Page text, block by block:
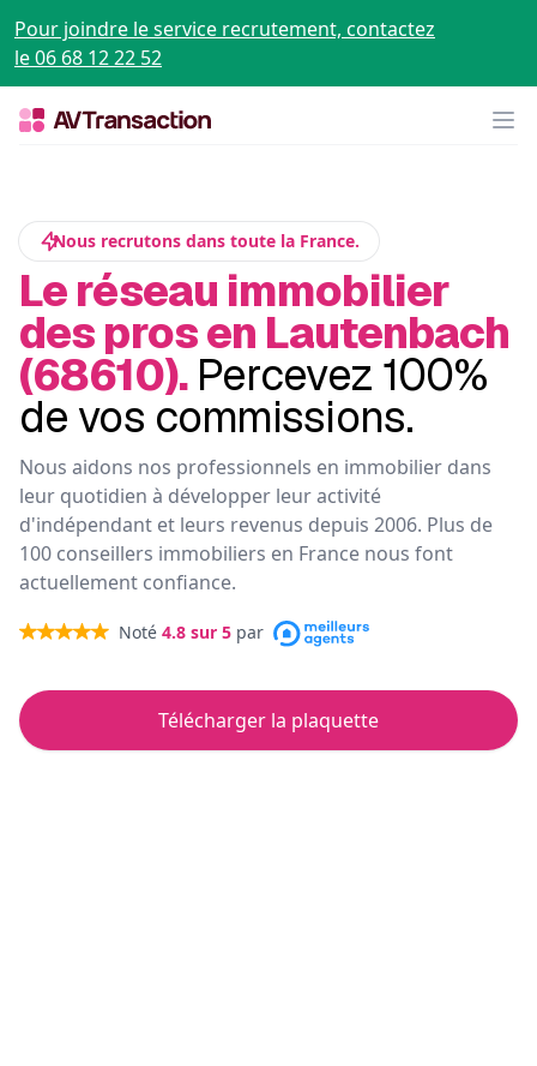
Pour joindre le service recrutement, contactez
le 06 68 12 22 52
Nous recrutons dans toute la France.
Le réseau immobilier
des pros en Lautenbach
(68610). Percevez 100%
de vos commissions.
Nous aidons nos professionnels en immobilier dans
leur quotidien à développer leur activité
d'indépendant et leurs revenus depuis 2006. Plus de
100 conseillers immobiliers en France nous font
actuellement confiance.
Noté 4.8 sur 5 par
Télécharger la plaquette